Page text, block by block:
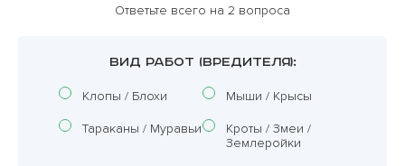
Ответьте всего на 2 вопроса
ВИД РАБОТ (ВРЕДИТЕЛЯ):
Клопы / Блохи Мыши / Крысы
Тараканы / Муравьи
Кроты / Змеи /
Землеройки